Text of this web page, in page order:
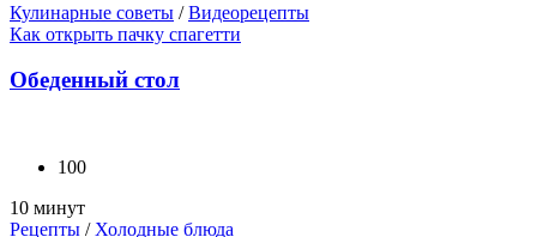
Кулинарные советы /Видеорецепты
Как открыть пачку спагетти
Обеденный стол
100
10 минут
Рецепты / Холодные блюда